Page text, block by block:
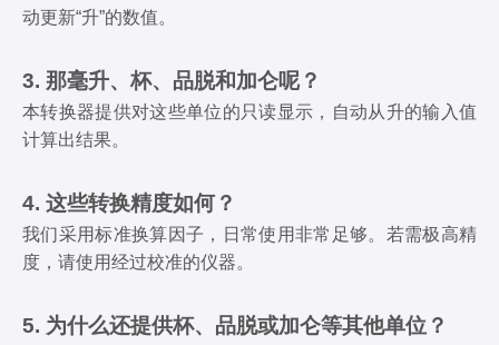
动更新“升”的数值。
3. 那毫升、杯、品脱和加仑呢？
本转换器提供对这些单位的只读显示，自动从升的输入值
计算出结果。
4. 这些转换精度如何？
我们采用标准换算因子，日常使用非常足够。若需极高精
度，请使用经过校准的仪器。
5. 为什么还提供杯、品脱或加仑等其他单位？